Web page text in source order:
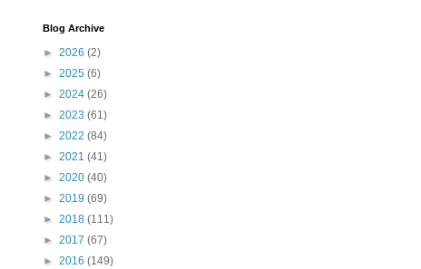
Blog Archive
► 2026 (2)
► 2025 (6)
► 2024 (26)
► 2023 (61)
► 2022 (84)
► 2021 (41)
► 2020 (40)
► 2019 (69)
► 2018 (111)
► 2017 (67)
► 2016 (149)